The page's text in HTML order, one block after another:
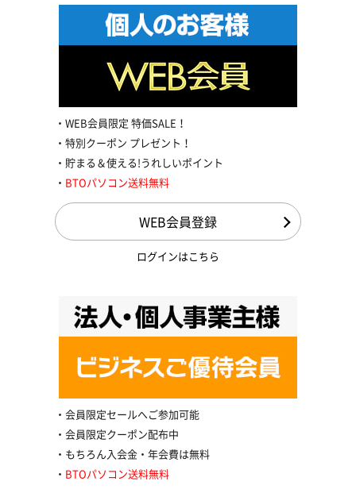
WEB会員限定 特価SALE！
特別クーポン プレゼント！
貯まる＆使える!うれしいポイント
BTOパソコン送料無料
WEB会員登録
ログインはこちら
会員限定セールへご参加可能
会員限定クーポン配布中
もちろん入会金・年会費は無料
BTOパソコン送料無料